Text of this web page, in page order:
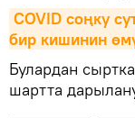
COVID соңку
бир кишинин
Булардан
шартта